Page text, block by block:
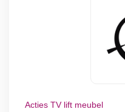
Acties TV lift meubel